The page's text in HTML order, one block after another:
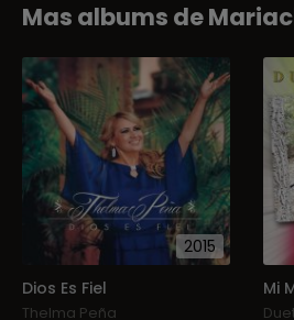
Mas albums de
2015
Dios Es Fiel
Thelma Peña
Mi